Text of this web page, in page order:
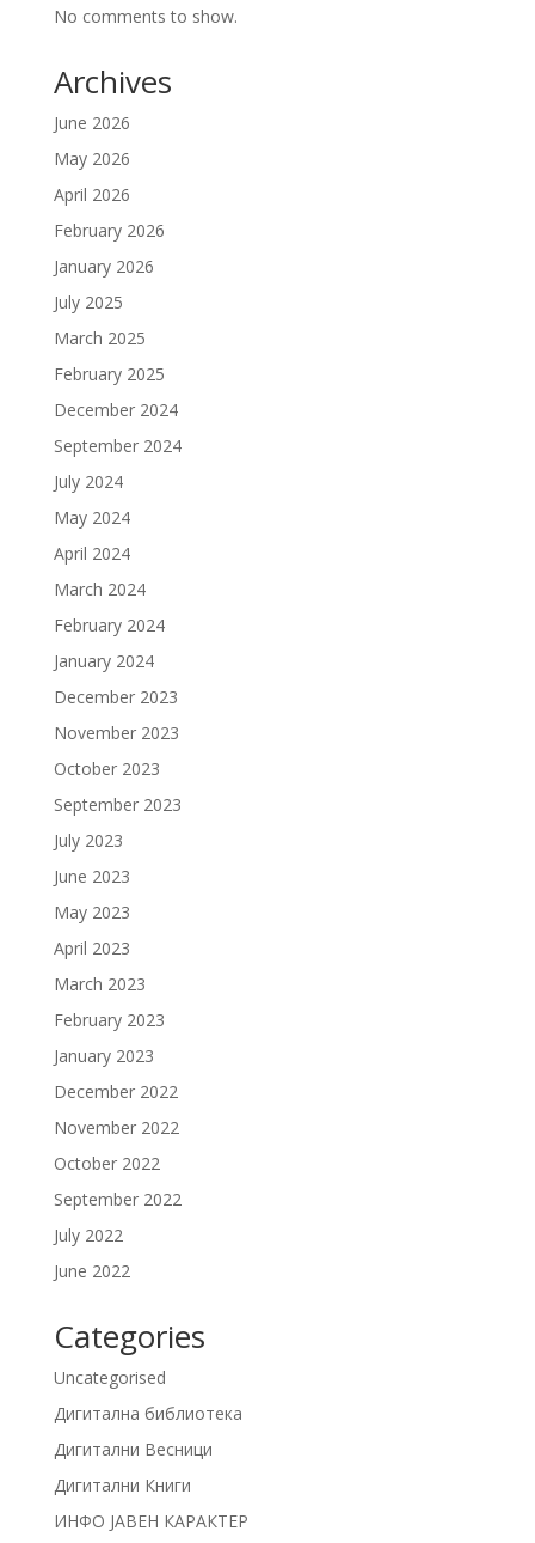
No comments to show.
Archives
June 2026
May 2026
April 2026
February 2026
January 2026
July 2025
March 2025
February 2025
December 2024
September 2024
July 2024
May 2024
April 2024
March 2024
February 2024
January 2024
December 2023
November 2023
October 2023
September 2023
July 2023
June 2023
May 2023
April 2023
March 2023
February 2023
January 2023
December 2022
November 2022
October 2022
September 2022
July 2022
June 2022
Categories
Uncategorised
Дигитална библиотека
Дигитални Весници
Дигитални Книги
ИНФО ЈАВЕН КАРАКТЕР